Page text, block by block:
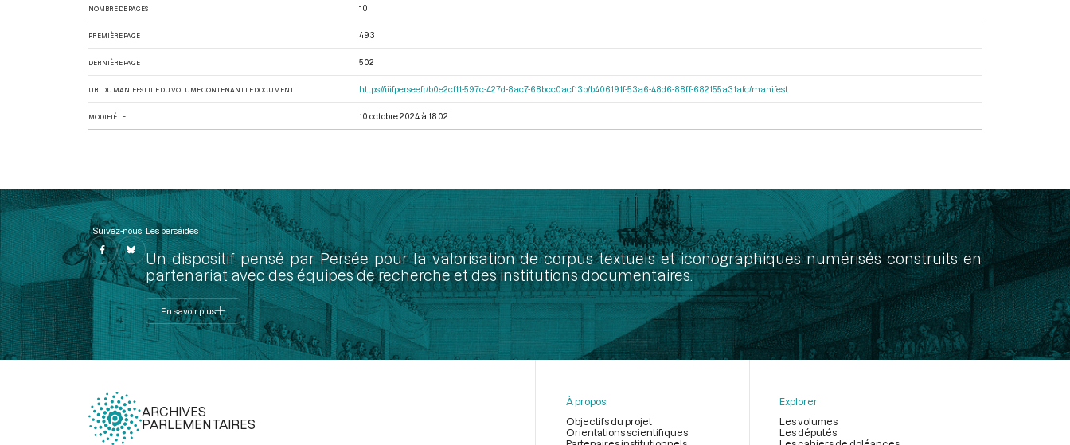
NOMBRE DE PAGES 10
PREMIÈRE PAGE 493
DERNIÈRE PAGE 502
URI DU MANIFEST IIIF DU VOLUME CONTENANT LE DOCUMENT https://iiif.persee.fr/b0e2cf11-597c-427d-8ac7-68bcc0acf13b/b406191f-53a6-48d6-88ff-682155a31afc/manifest
MODIFIÉ LE 10 octobre 2024 à 18:02
Suivez-nous Les perséides
Un dispositif pensé par Persée pour la valorisation de corpus textuels et iconographiques numérisés construits en
partenariat avec des équipes de recherche et des institutions documentaires.
En savoir plus
ARCHIVES
PARLEMENTAIRES
À propos
Objectifs du projet
Orientations scientifiques
Explorer
Les volumes
Les députés